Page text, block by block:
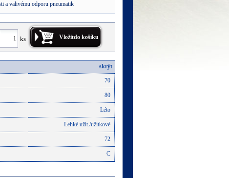
a valivému odporu pneumatik
ks
skrýt
70
80
Léto
Lehké užit./užitkové
72
C